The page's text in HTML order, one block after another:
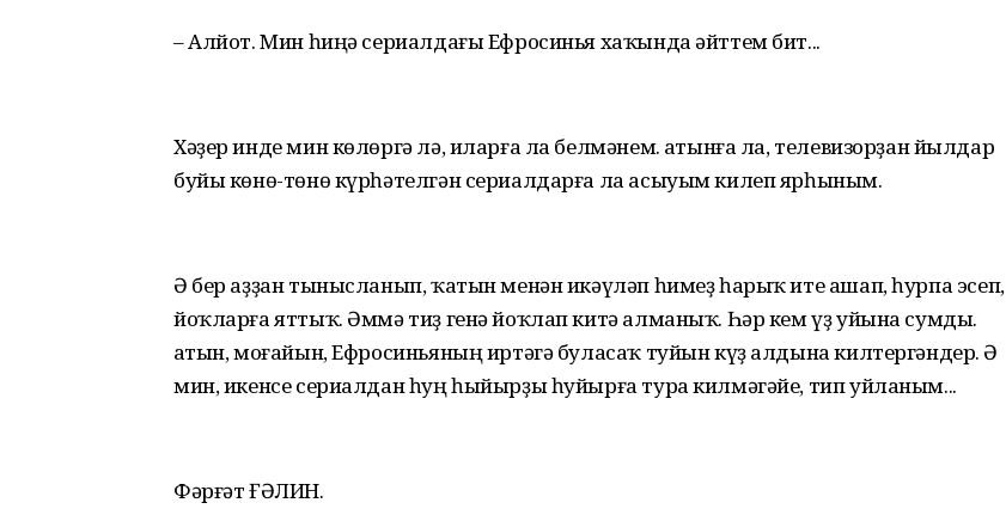
– Алйот. Мин һиңә сериалдағы Ефросинья хаҡында әйттем бит...
Хәҙер инде мин көлөргә лә, иларға ла белмәнем. Ҡатынға ла, телевизорҙан йылдар
буйы көнө-төнө күрһәтелгән сериалдарға ла асыуым килеп ярһыным.
Ә бер аҙҙан тынысланып, ҡатын менән икәүләп һимеҙ һарыҡ ите ашап, һурпа эсеп,
йоҡларға яттыҡ. Әммә тиҙ генә йоҡлап китә алманыҡ. Һәр кем үҙ уйына сумды.
Ҡатын, моғайын, Ефросиньяның иртәгә буласаҡ туйын күҙ алдына килтергәндер. Ә
мин, икенсе сериалдан һуң һыйырҙы һуйырға тура килмәгәйе, тип уйланым...
Фәрғәт ҒӘЛИН.